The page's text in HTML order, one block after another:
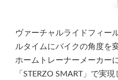
ヴァーチャルライドフィー
ルタイムにバイクの角度を
ホームトレーナーメーカー
「STERZO SMART」で実